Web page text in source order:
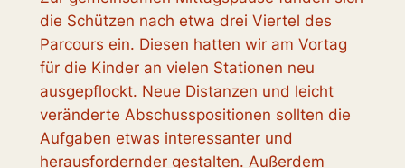
die Schützen nach etwa drei Viertel des
Parcours ein. Diesen hatten wir am Vortag
für die Kinder an vielen Stationen neu
ausgepflockt. Neue Distanzen und leicht
veränderte Abschusspositionen sollten die
Aufgaben etwas interessanter und
herausfordernder gestalten. Außerdem